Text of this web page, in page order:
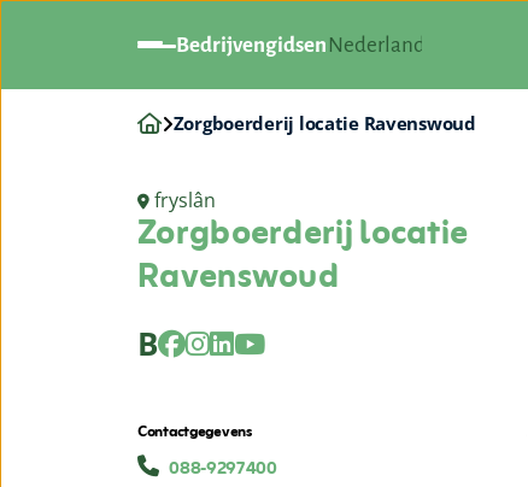
Bedrijvengidsen Nederland
Zorgboerderij locatie Ravenswoud
fryslân
Zorgboerderij locatie
Ravenswoud
B
Contactgegevens
088-9297400